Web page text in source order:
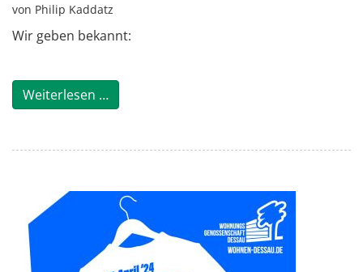
von Philip Kaddatz
Wir geben bekannt:
Weiterlesen …Vertreterversammlung 2024!